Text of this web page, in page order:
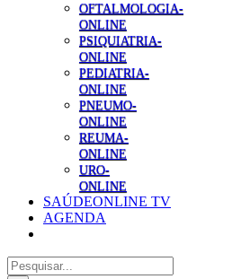
OFTALMOLOGIA-
ONLINE
PSIQUIATRIA-
ONLINE
PEDIATRIA-
ONLINE
PNEUMO-
ONLINE
REUMA-
ONLINE
URO-
ONLINE
SAÚDEONLINE TV
AGENDA
Pesquisar